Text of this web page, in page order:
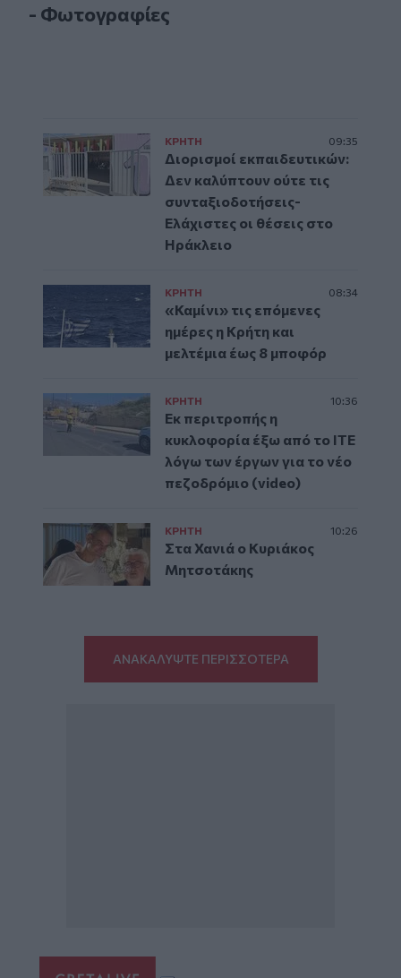
- Φωτογραφίες
ΚΡΗΤΗ 09:35
Διορισμοί εκπαιδευτικών:
Δεν καλύπτουν ούτε τις
συνταξιοδοτήσεις-
Ελάχιστες οι θέσεις στο
Ηράκλειο
ΚΡΗΤΗ 08:34
«Καμίνι» τις επόμενες
ημέρες η Κρήτη και
μελτέμια έως 8 μποφόρ
ΚΡΗΤΗ 10:36
Εκ περιτροπής η
κυκλοφορία έξω από το ΙΤΕ
λόγω των έργων για το νέο
πεζοδρόμιο (video)
ΚΡΗΤΗ 10:26
Στα Χανιά ο Κυριάκος
Μητσοτάκης
ΑΝΑΚΑΛΥΨΤΕ ΠΕΡΙΣΣΟΤΕΡΑ